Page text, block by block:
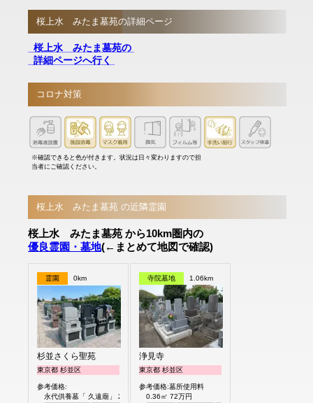
桜上水 みたま墓苑の詳細ページ
桜上水 みたま墓苑の
詳細ページへ行く
コロナ対策
※確認できると色が付きます。状況は日々変わりますので担
当者にご確認ください。
桜上水 みたま墓苑 の近隣霊園
桜上水 みたま墓苑 から10km圏内の
優良霊園・墓地(←まとめて地図で確認)
霊園 0km
杉並さくら聖苑
東京都 杉並区
参考価格:
永代供養墓「 久遠廟」 29.8万円より
寺院墓地 1.06km
浄見寺
東京都 杉並区
参考価格:墓所使用料
0.36㎡ 72万円